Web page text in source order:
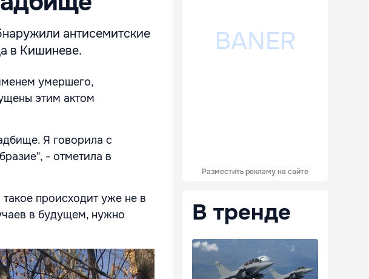
антисемитские
в Кишиневе.
умершего,
этим актом
Я говорила с
- отметила в
происходит уже не в
в будущем, нужно
Разместить рекламу на сайте
В тренде